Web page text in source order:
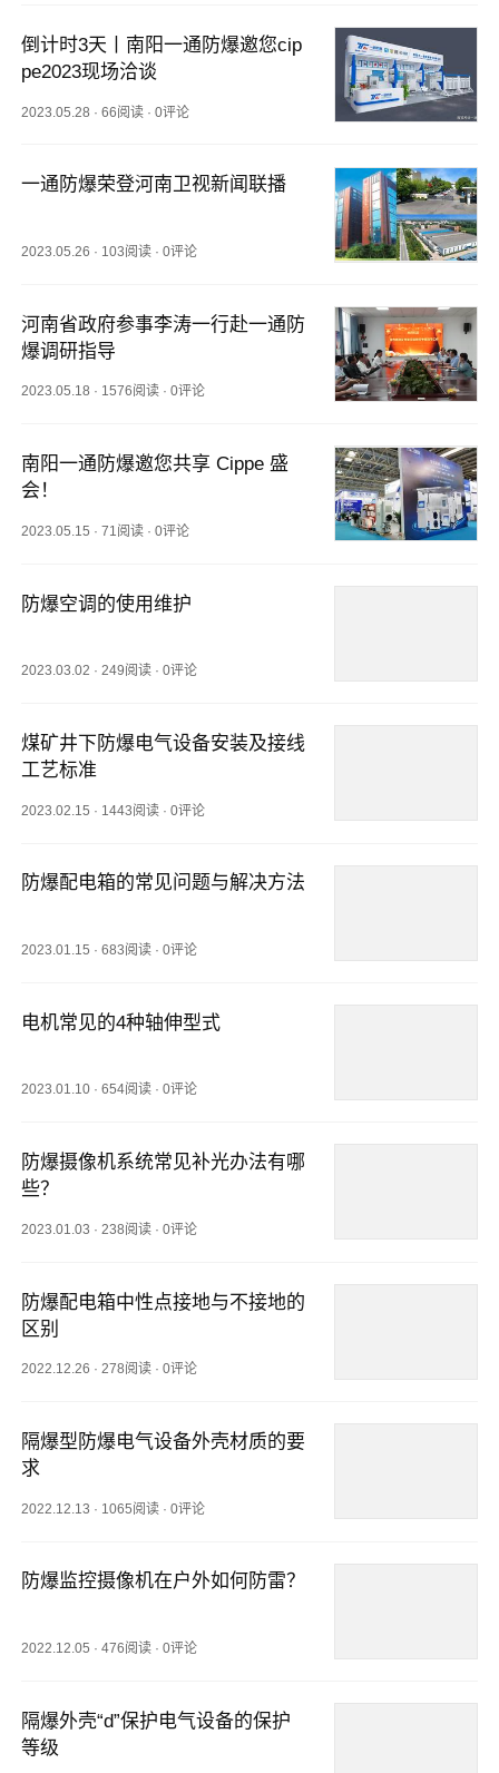
倒计时3天丨南阳一通防爆邀您cip
pe2023现场洽谈
2023.05.28 ·66阅读 ·0评论
一通防爆荣登河南卫视新闻联播
2023.05.26 · 103阅读 ·0评论
河南省政府参事李涛一行赴一通防
爆调研指导
2023.05.18 · 1576阅读 ·0评论
南阳一通防爆邀您共享 Cippe 盛
会！
2023.05.15 ·71阅读 ·0评论
防爆空调的使用维护
2023.03.02 ·249阅读 ·0评论
煤矿井下防爆电气设备安装及接线
工艺标准
2023.02.15 · 1443阅读 ·0评论
防爆配电箱的常见问题与解决方法
2023.01.15 ·683阅读 ·0评论
电机常见的4种轴伸型式
2023.01.10 ·654阅读 ·0评论
防爆摄像机系统常见补光办法有哪
些？
2023.01.03 ·238阅读 ·0评论
防爆配电箱中性点接地与不接地的
区别
2022.12.26 ·278阅读 ·0评论
隔爆型防爆电气设备外壳材质的要
求
2022.12.13 · 1065阅读 ·0评论
防爆监控摄像机在户外如何防雷？
2022.12.05 ·476阅读 ·0评论
隔爆外壳“d”保护电气设备的保护
等级